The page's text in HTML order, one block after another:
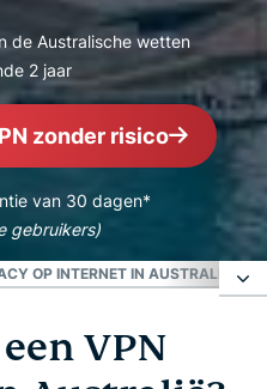
de Australische wetten
2 jaar
zonder risico
van 30 dagen*
gebruikers)
OP INTERNET IN AUSTRALIË
in Australië?
VPN